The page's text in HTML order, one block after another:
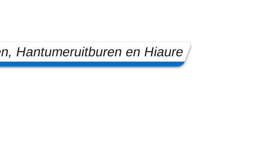
Hantumeruitburen en Hiaure